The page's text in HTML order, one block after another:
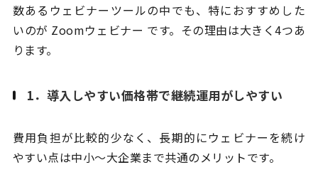
数あるウェビナーツールの中でも、特におすすめした
いのが Zoomウェビナー です。その理由は大きく4つあ
ります。
1．導入しやすい価格帯で継続運用がしやすい
費用負担が比較的少なく、長期的にウェビナーを続け
やすい点は中小〜大企業まで共通のメリットです。